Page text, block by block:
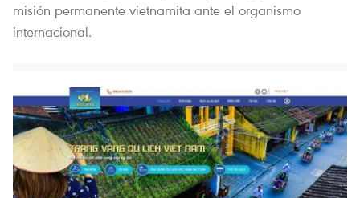
misión permanente vietnamita ante el organismo
internacional.